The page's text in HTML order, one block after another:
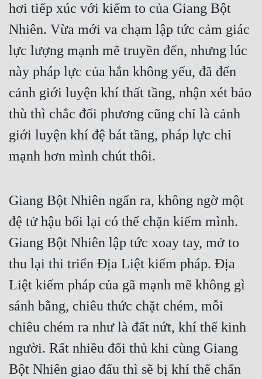
hơi tiếp xúc với kiếm to của Giang Bột
Nhiên. Vừa mới va chạm lập tức cảm giác
lực lượng mạnh mẽ truyền đến, nhưng lúc
này pháp lực của hắn không yếu, đã đến
cảnh giới luyện khí thất tầng, nhận xét bảo
thù thì chắc đối phương cũng chỉ là cảnh
giới luyện khí đệ bát tầng, pháp lực chỉ
mạnh hơn mình chút thôi.
Giang Bột Nhiên ngẩn ra, không ngờ một
đệ tử hậu bối lại có thể chặn kiếm mình.
Giang Bột Nhiên lập tức xoay tay, mở to
thu lại thi triển Địa Liệt kiếm pháp. Địa
Liệt kiếm pháp của gã mạnh mẽ không gì
sánh bằng, chiêu thức chặt chém, mỗi
chiêu chém ra như là đất nứt, khí thế kinh
người. Rất nhiều đối thủ khi cùng Giang
Bột Nhiên giao đấu thì sẽ bị khí thế chấn